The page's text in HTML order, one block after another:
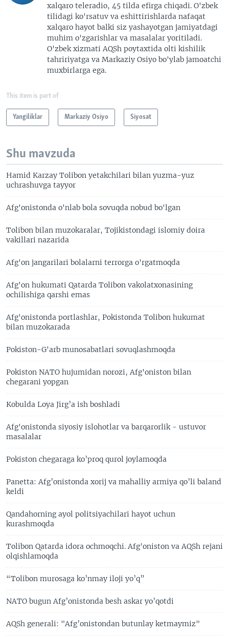
xalqaro teleradio, 45 tilda efirga chiqadi. O'zbek
tilidagi ko'rsatuv va eshittirishlarda nafaqat
xalqaro hayot balki siz yashayotgan jamiyatdagi
muhim o'zgarishlar va masalalar yoritiladi.
O'zbek xizmati AQSh poytaxtida olti kishilik
tahririyatga va Markaziy Osiyo bo'ylab jamoatchi
muxbirlarga ega.
This item is part of
Yangiliklar Markaziy Osiyo Siyosat
Shu mavzuda
Hamid Karzay Tolibon yetakchilari bilan yuzma-yuz
uchrashuvga tayyor
Afg'onistonda o'nlab bola sovuqda nobud bo'lgan
Tolibon bilan muzokaralar, Tojikistondagi islomiy doira
vakillari nazarida
Afg'on jangarilari bolalarni terrorga o'rgatmoqda
Afg'on hukumati Qatarda Tolibon vakolatxonasining
ochilishiga qarshi emas
Afg'onistonda portlashlar, Pokistonda Tolibon hukumat
bilan muzokarada
Pokiston-G'arb munosabatlari sovuqlashmoqda
Pokiston NATO hujumidan norozi, Afg'oniston bilan
chegarani yopgan
Kobulda Loya Jirg’a ish boshladi
Afg'onistonda siyosiy islohotlar va barqarorlik - ustuvor
masalalar
Pokiston chegaraga ko’proq qurol joylamoqda
Panetta: Afg’onistonda xorij va mahalliy armiya qo’li baland
keldi
Qandahorning ayol politsiyachilari hayot uchun
kurashmoqda
Tolibon Qatarda idora ochmoqchi. Afg'oniston va AQSh rejani
olqishlamoqda
“Tolibon murosaga ko’nmay iloji yo’q”
NATO bugun Afg’onistonda besh askar yo’qotdi
AQSh generali: "Afg’onistondan butunlay ketmaymiz"